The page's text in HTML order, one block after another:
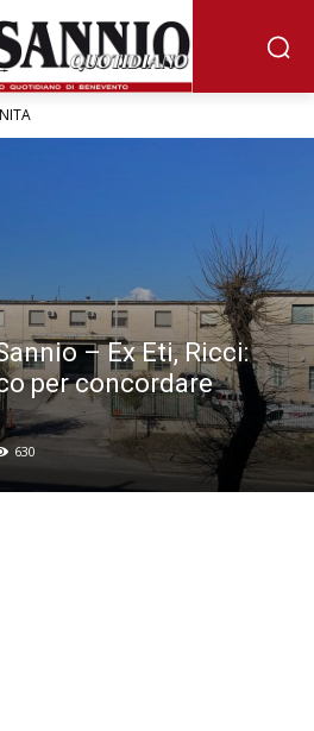
– Ex Eti, Ricci:
per concordare
630